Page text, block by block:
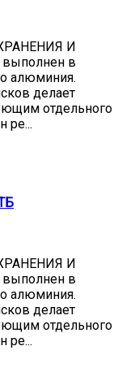
И
в
алюминия.
делает
отдельного
ре...
И
в
алюминия.
делает
отдельного
ре...